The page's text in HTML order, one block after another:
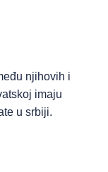
njihovih i
imaju
u srbiji.